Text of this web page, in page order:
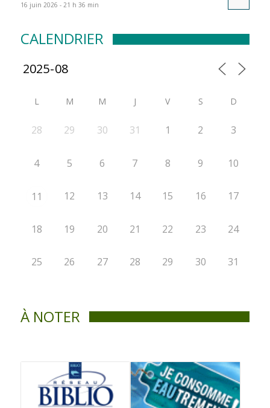
16 juin 2026 - 21 h 36 min
CALENDRIER
L M M J V S D
28 29 30 31 1 2 3
4 5 6 7 8 9 10
11 12 13 14 15 16 17
18 19 20 21 22 23 24
25 26 27 28 29 30 31
À NOTER